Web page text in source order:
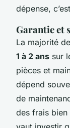
dépense,
Garantie et
La majorité
1 à 2 ans sur
pièces et
dépend
de
des frais bien